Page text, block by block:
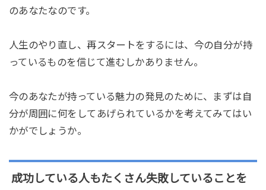
のあなたなのです。
人生のやり直し、再スタートをするには、今の自分が持
っているものを信じて進むしかありません。
今のあなたが持っている魅力の発見のために、まずは自
分が周囲に何をしてあげられているかを考えてみてはい
かがでしょうか。
成功している人もたくさん失敗していることを